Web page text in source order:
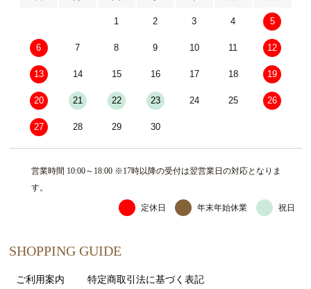
1 2 3 4 5
6 7 8 9 10 11 12
13 14 15 16 17 18 19
20 21 22 23 24 25 26
27 28 29 30
営業時間 10:00～18:00 ※17時以降の受付は翌営業日の対応となりま
す。
定休日 年末年始休業 祝日
SHOPPING GUIDE
ご利用案内 特定商取引法に基づく表記